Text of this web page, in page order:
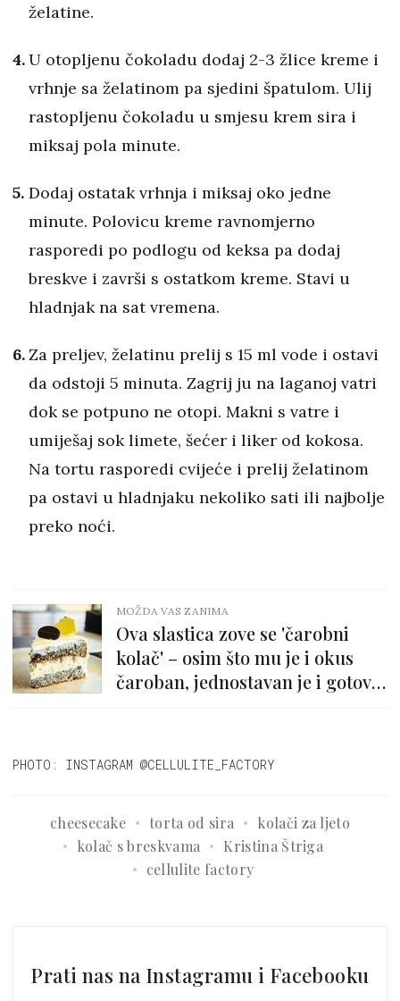
želatine.
U otopljenu čokoladu dodaj 2-3 žlice kreme i
vrhnje sa želatinom pa sjedini špatulom. Ulij
rastopljenu čokoladu u smjesu krem sira i
miksaj pola minute.
Dodaj ostatak vrhnja i miksaj oko jedne
minute. Polovicu kreme ravnomjerno
rasporedi po podlogu od keksa pa dodaj
breskve i završi s ostatkom kreme. Stavi u
hladnjak na sat vremena.
Za preljev, želatinu prelij s 15 ml vode i ostavi
da odstoji 5 minuta. Zagrij ju na laganoj vatri
dok se potpuno ne otopi. Makni s vatre i
umiješaj sok limete, šećer i liker od kokosa.
Na tortu rasporedi cvijeće i prelij želatinom
pa ostavi u hladnjaku nekoliko sati ili najbolje
preko noći.
MOŽDA VAS ZANIMA
Ova slastica zove se 'čarobni
kolač' – osim što mu je i okus
čaroban, jednostavan je i gotov u
PHOTO: INSTAGRAM @CELLULITE_FACTORY
cheesecake torta od sira
kolači za ljeto
kolač s breskvama
Kristina Štriga
cellulite factory
Prati nas na Instagramu i Facebooku